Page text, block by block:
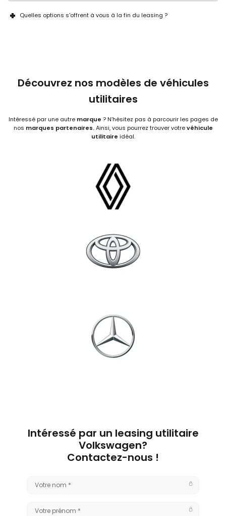
Quelles options s'offrent à vous à la fin du leasing ?
Découvrez nos modèles de véhicules
utilitaires
Intéressé par une autremarque ? N’hésitez pas à parcourir les pages de
nos marques partenaires.Ainsi, vous pourrez trouver votrevéhicule
utilitaire idéal.
Intéressé par un leasing utilitaire
Volkswagen?
Contactez-nous !